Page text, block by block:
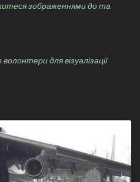
зображеннями до та
для візуалізації